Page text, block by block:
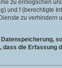
zu ermöglichen
und f (berechtigte
zu
die